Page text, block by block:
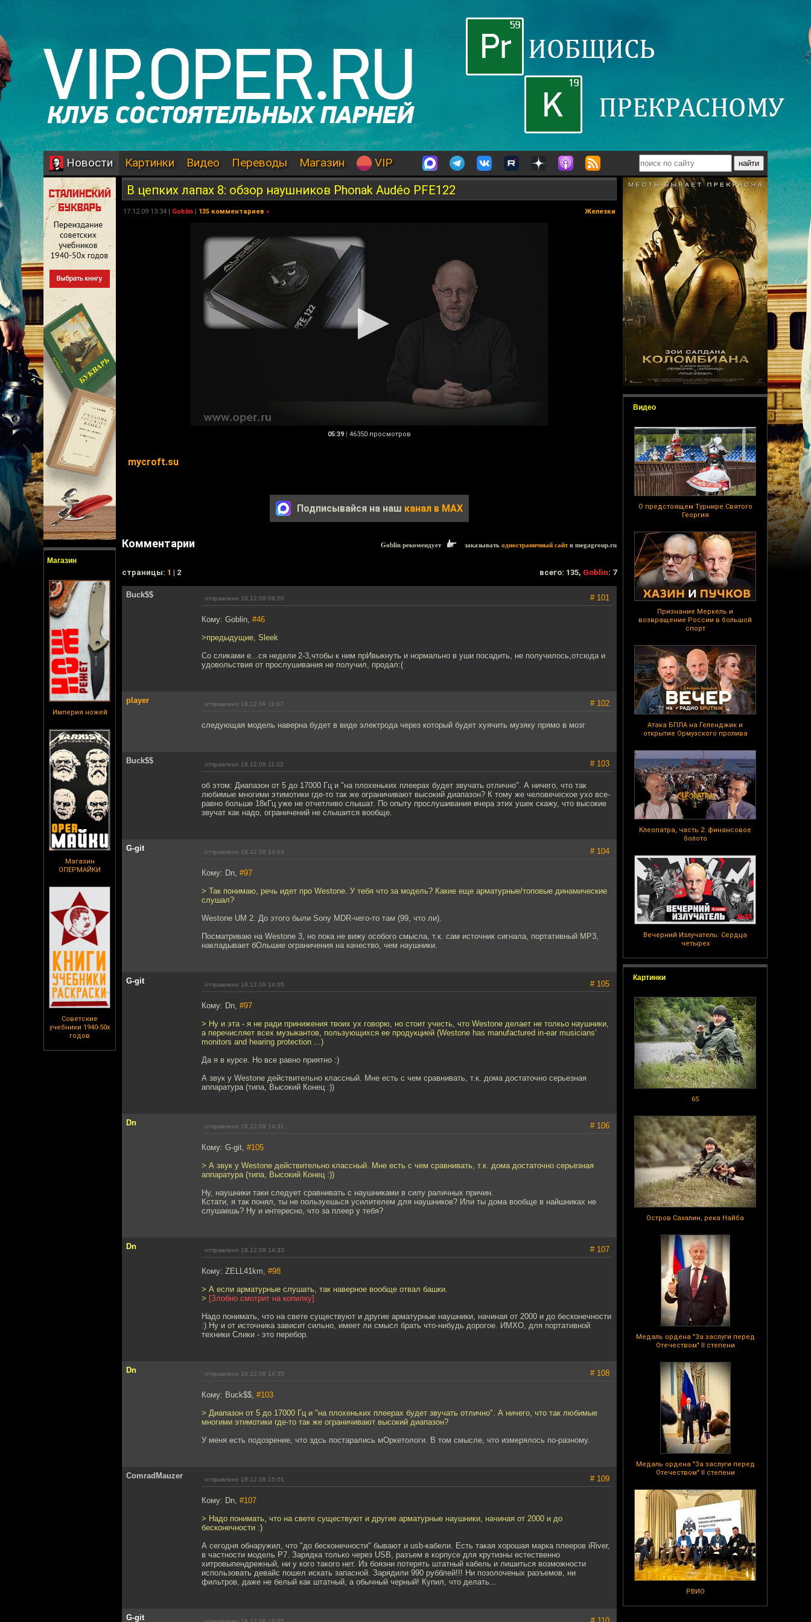
Новости Картинки Видео Переводы Магазин VIP
Магазин
Империя ножей
Магазин
ОПЕРМАЙКИ
Советские
учебники 1940-50х
годов
Видео
О предстоящем Турнире Святого
Георгия
Признание Меркель и
возвращение России в большой
спорт
Атака БПЛА на Геленджик и
открытие Ормузского пролива
Клеопатра, часть 2: финансовое
болото
Вечерний Излучатель: Сердца
четырех
Картинки
65
Остров Сахалин, река Найба
Медаль ордена "За заслуги перед
Отечеством" II степени
Медаль ордена "За заслуги перед
Отечеством" II степени
РВИО
В цепких лапах 8: обзор наушников Phonak Audéo PFE122
17.12.09 13:34 | Goblin | 135 комментариев » Железки
05:39 | 46350 просмотров
mycroft.su
Подписывайся на наш канал в MAX
Комментарии Goblin рекомендует заказывать одностраничный сайтв megagroup.ru
cтраницы: 1 | 2 всего: 135, Goblin: 7
Buck$$ отправлено 18.12.09 09:20 # 101
Кому: Goblin, #46
>предыдущие, Sleek
Со сликами е...ся недели 2-3,чтобы к ним прИвыкнуть и нормально в уши посадить, не получилось,отсюда и
удовольствия от прослушивания не получил, продал:(
player отправлено 18.12.09 11:07 # 102
следующая модель наверна будет в виде электрода через который будет хуячить музяку прямо в мозг
Buck$$ отправлено 18.12.09 11:22 # 103
об этом: Диапазон от 5 до 17000 Гц и "на плохеньких плеерах будет звучать отлично". А ничего, что так
любимые многими этимотики где-то так же ограничивают высокий диапазон? К тому же человеческое ухо все-
равно больше 18кГц уже не отчетливо слышат. По опыту прослушивания вчера этих ушек скажу, что высокие
звучат как надо, ограничений не слышится вообще.
G-git отправлено 18.12.09 14:03 # 104
Кому: Dn, #97
> Так понимаю, речь идет про Westone. У тебя что за модель? Какие еще арматурные/топовые динамические
слушал?
Westone UM 2. До этого были Sony MDR-чего-то там (99, что ли).
Посматриваю на Westone 3, но пока не вижу особого смысла, т.к. сам источник сигнала, портативный МР3,
накладывает бОльшие ограничения на качество, чем наушники.
G-git отправлено 18.12.09 14:05 # 105
Кому: Dn, #97
> Ну и эта - я не ради принижения твоих ух говорю, но стоит учесть, что Westone делает не толкьо наушники,
а перечисляет всех музыкантов, пользующихся ее продукцией (Westone has manufactured in-ear musicians’
monitors and hearing protection ...)
Да я в курсе. Но все равно приятно :)
А звук у Westone действительно классный. Мне есть с чем сравнивать, т.к. дома достаточно серьезная
аппаратура (типа, Высокий Конец :))
Dn отправлено 18.12.09 14:31 # 106
Кому: G-git, #105
> А звук у Westone действительно классный. Мне есть с чем сравнивать, т.к. дома достаточно серьезная
аппаратура (типа, Высокий Конец :))
Ну, наушники таки следует сравнивать с наушниками в силу раличных причин.
Кстати, я так понял, ты не пользуешься усилителем для наушников? Или ты дома вообще в найшниках не
слушаешь? Ну и интересно, что за плеер у тебя?
Dn отправлено 18.12.09 14:33 # 107
Кому: ZELL41km, #98
> А если арматурные слушать, так наверное вообще отвал башки.
> [Злобно смотрит на копилку]
Надо понимать, что на свете существуют и другие арматурные наушники, начиная от 2000 и до бесконечности
:) Ну и от источника зависит сильно, имеет ли смысл брать что-нибудь дорогое. ИМХО, для портативной
техники Слики - это перебор.
Dn отправлено 18.12.09 14:35 # 108
Кому: Buck$$, #103
> Диапазон от 5 до 17000 Гц и "на плохеньких плеерах будет звучать отлично". А ничего, что так любимые
многими этимотики где-то так же ограничивают высокий диапазон?
У меня есть подозрение, что здсь постарались мОркетологи. В том смысле, что измерялось по-разному.
ComradMauzer отправлено 18.12.09 15:01 # 109
Кому: Dn, #107
> Надо понимать, что на свете существуют и другие арматурные наушники, начиная от 2000 и до
бесконечности :)
А сегодня обнаружил, что "до бесконечности" бывают и usb-кабели. Есть такая хорошая марка плееров iRiver,
в частности модель Р7. Зарядка только через USB, разъем в корпусе для крутизны естественно
хитровыпендрежный, ни у кого такого нет. Из боязни потерять штатный кабель и лишиться возможности
использовать девайс пошел искать запасной. Зарядили 990 рубблей!!! Ни позолоченых разъемов, ни
фильтров, даже не белый как штатный, а обычный черный! Купил, что делать...
G-git